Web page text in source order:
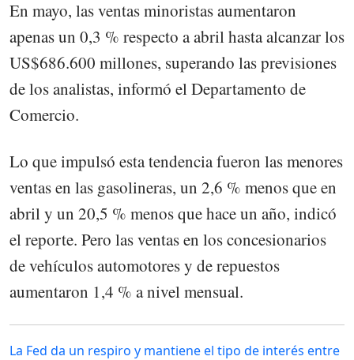
En mayo, las ventas minoristas aumentaron
apenas un 0,3 % respecto a abril hasta alcanzar los
US$686.600 millones, superando las previsiones
de los analistas, informó el Departamento de
Comercio.
Lo que impulsó esta tendencia fueron las menores
ventas en las gasolineras, un 2,6 % menos que en
abril y un 20,5 % menos que hace un año, indicó
el reporte. Pero las ventas en los concesionarios
de vehículos automotores y de repuestos
aumentaron 1,4 % a nivel mensual.
La Fed da un respiro y mantiene el tipo de interés entre